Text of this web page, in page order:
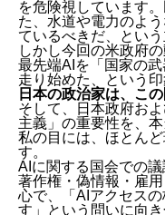
を危険視しています
た、水道や電力のよ
ているべきだ、という
しかし今回の米政府
最先端AIを「国家の
走り始めた、という印
日本の政治家は、こ
そして、日本政府お
主義」の重要性を、
私の目には、ほとん
す。
AIに関する国会での
著作権・偽情報・雇
心で、「AIアクセス
す」という問いに向